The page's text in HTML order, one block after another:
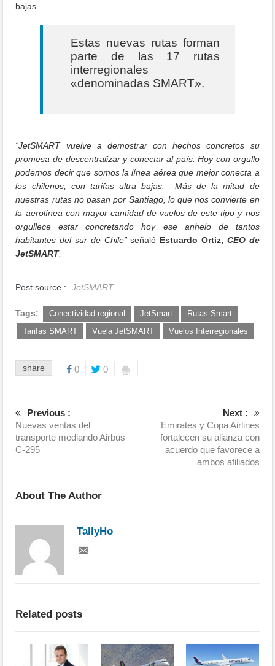
bajas.
Estas nuevas rutas forman
parte de las 17 rutas
interregionales
«denominadas SMART».
“JetSMART vuelve a demostrar con hechos concretos su
promesa de descentralizar y conectar al país. Hoy con orgullo
podemos decir que somos la línea aérea que mejor conecta a
los chilenos, con tarifas ultra bajas. Más de la mitad de
nuestras rutas no pasan por Santiago, lo que nos convierte en
la aerolínea con mayor cantidad de vuelos de este tipo y nos
orgullece estar concretando hoy ese anhelo de tantos
habitantes del sur de Chile”señaló Estuardo Ortiz, CEO de
JetSMART.
Post source : JetSMART
Tags: Conectividad regional JetSmart
Rutas Smart
Tarifas SMART
Vuela JetSMART Vuelos Interregionales
share 0 0
Previous :
Nuevas ventas del
transporte mediando Airbus
C-295
Next :
Emirates y Copa Airlines
fortalecen su alianza con
acuerdo que favorece a
ambos afiliados
About The Author
TallyHo
Related posts